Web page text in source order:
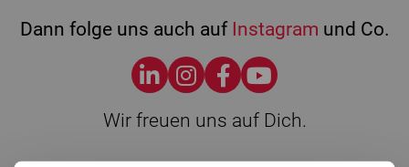
Dann folge uns auch auf Instagram und Co.
Wir freuen uns auf Dich.